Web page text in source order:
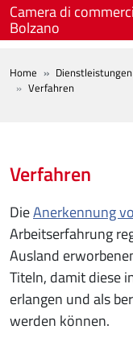
Skip to main content
Camera di
Bolzano
BREADCRUMB
Home Dienstleistungen
Verfahren
Verfahren
DieAnerkennung
Arbeitserfahrung
Ausland
Titeln, damit diese
erlangen und als
werden können.